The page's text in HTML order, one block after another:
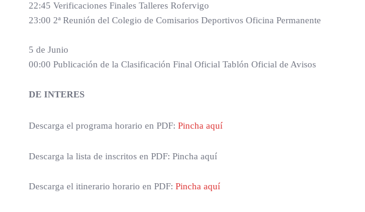
22:45 Verificaciones Finales Talleres Rofervigo
23:00 2ª Reunión del Colegio de Comisarios Deportivos Oficina Permanente
5 de Junio
00:00 Publicación de la Clasificación Final Oficial Tablón Oficial de Avisos
DE INTERES
Descarga el programa horario en PDF: Pincha aquí
Descarga la lista de inscritos en PDF: Pincha aquí
Descarga el itinerario horario en PDF: Pincha aquí